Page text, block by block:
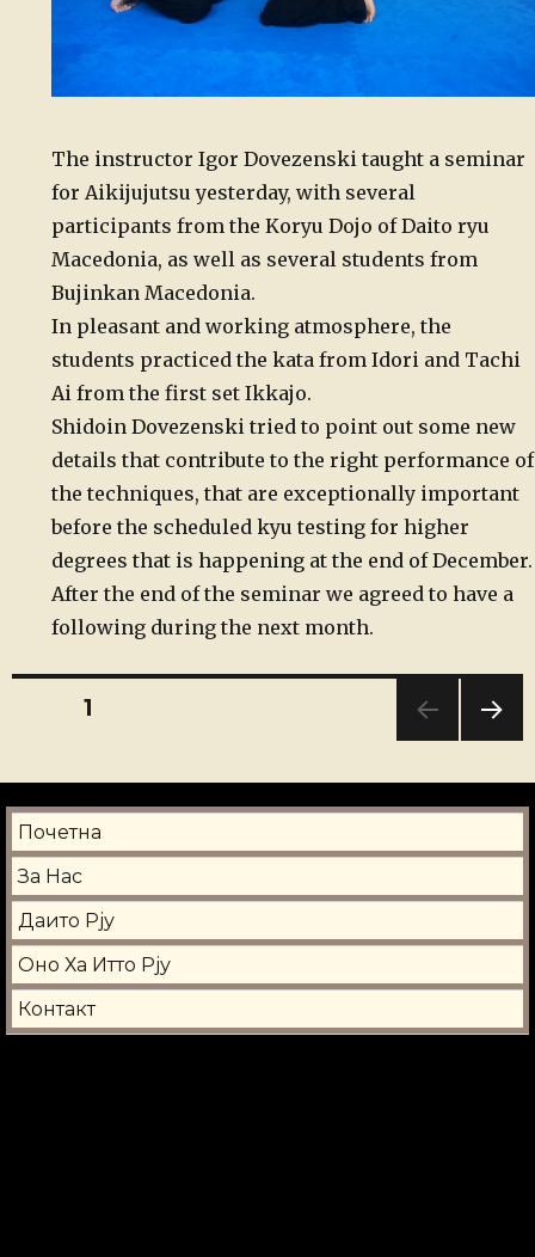
The instructor Igor Dovezenski taught a seminar
for Aikijujutsu yesterday, with several
participants from the Koryu Dojo of Daito ryu
Macedonia, as well as several students from
Bujinkan Macedonia.
In pleasant and working atmosphere, the
students practiced the kata from Idori and Tachi
Ai from the first set Ikkajo.
Shidoin Dovezenski tried to point out some new
details that contribute to the right performance of
the techniques, that are exceptionally important
before the scheduled kyu testing for higher
degrees that is happening at the end of December.
After the end of the seminar we agreed to have a
following during the next month.
Навигација
написи
PAGE1
Почетна
За Нас
Даито Рју
Оно Ха Итто Рју
Контакт